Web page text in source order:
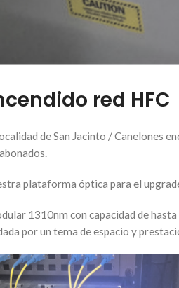
red HFC
de San Jacinto / Canelones
plataforma óptica para el
1310nm con capacidad de
por un tema de espacio y